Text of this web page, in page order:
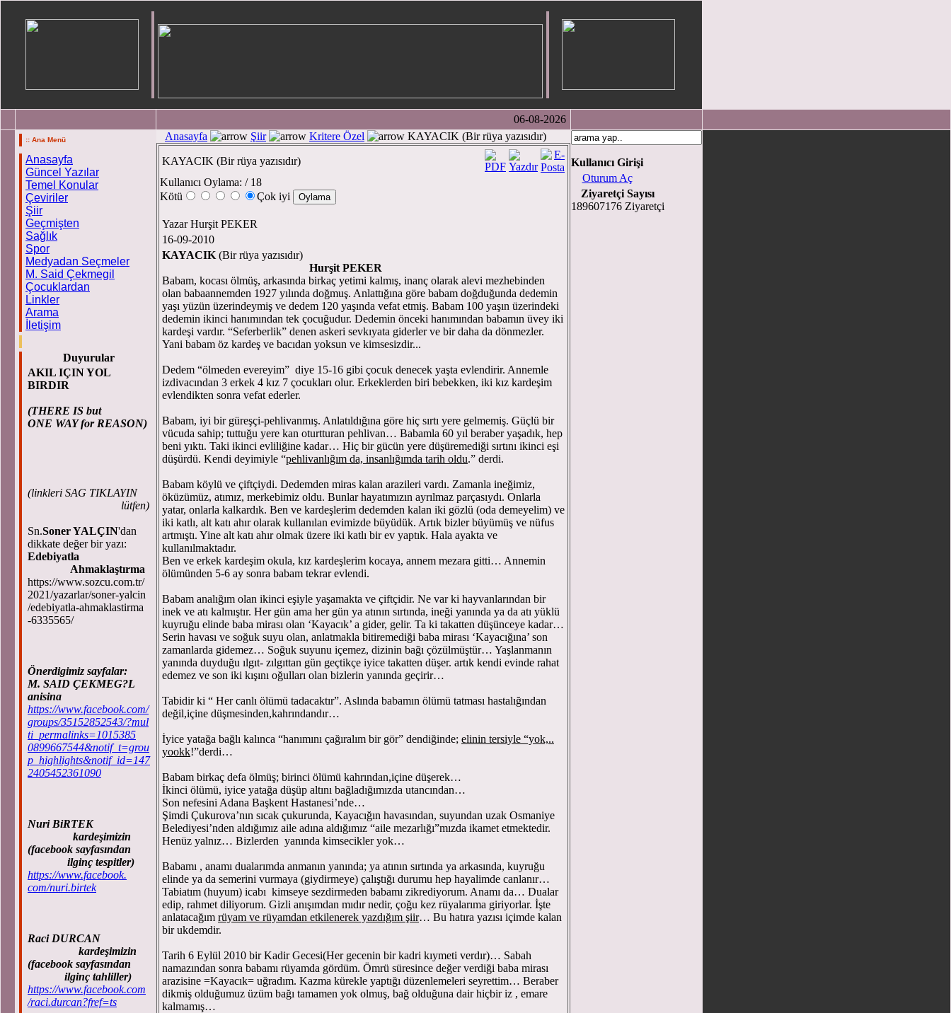
06-08-2026
:: Ana Menü
Anasayfa
Güncel Yazılar
Temel Konular
Çeviriler
Şiir
Geçmişten
Sağlık
Spor
Medyadan Seçmeler
M. Said Çekmegil
Çocuklardan
Linkler
Arama
İletişim
Duyurular
AKIL IÇIN YOL
BIRDIR
(THERE IS but
ONE WAY for REASON)
(linkleri SAG TIKLAYIN
lütfen)
Sn.Soner YALÇIN'dan
dikkate değer bir yazı:
Edebiyatla
Ahmaklaştırma
https://www.sozcu.com.tr/
2021/yazarlar/soner-yalcin
/edebiyatla-ahmaklastirma
-6335565/
Önerdigimiz sayfalar:
M. SAID ÇEKMEG?L
anisina
https://www.facebook.com/
groups/35152852543/?mul
ti_permalinks=1015385
0899667544&notif_t=grou
p_highlights&notif_id=147
2405452361090
Nuri BiRTEK
kardeşimizin
(facebook sayfasından
ilginç tespitler)
https://www.facebook.
com/nuri.birtek
Raci DURCAN
kardeşimizin
(facebook sayfasından
ilginç tahliller)
https://www.facebook.com
/raci.durcan?fref=ts
Anasayfa Şiir Kritere Özel KAYACIK (Bir rüya yazısıdır)
KAYACIK (Bir rüya yazısıdır)
Kullanıcı Oylama: / 18
Kötü
Çok iyi
Yazar Hurşit PEKER
16-09-2010
KAYACIK (Bir rüya yazısıdır)
Hurşit PEKER
Babam, kocası ölmüş, arkasında birkaç yetimi kalmış, inanç olarak alevi mezhebinden
olan babaannemden 1927 yılında doğmuş. Anlattığına göre babam doğduğunda dedemin
yaşı yüzün üzerindeymiş ve dedem 120 yaşında vefat etmiş. Babam 100 yaşın üzerindeki
dedemin ikinci hanımından tek çocuğudur. Dedemin önceki hanımından babamın üvey iki
kardeşi vardır. “Seferberlik” denen askeri sevkıyata giderler ve bir daha da dönmezler.
Yani babam öz kardeş ve bacıdan yoksun ve kimsesizdir...
Dedem “ölmeden evereyim” diye 15-16 gibi çocuk denecek yaşta evlendirir. Annemle
izdivacından 3 erkek 4 kız 7 çocukları olur. Erkeklerden biri bebekken, iki kız kardeşim
evlendikten sonra vefat ederler.
Babam, iyi bir güreşçi-pehlivanmış. Anlatıldığına göre hiç sırtı yere gelmemiş. Güçlü bir
vücuda sahip; tuttuğu yere kan oturtturan pehlivan… Babamla 60 yıl beraber yaşadık, hep
beni yıktı. Taki ikinci evliliğine kadar… Hiç bir gücün yere düşüremediği sırtını ikinci eşi
düşürdü. Kendi deyimiyle “pehlivanlığım da, insanlığımda tarih oldu.” derdi.
Babam köylü ve çiftçiydi. Dedemden miras kalan arazileri vardı. Zamanla ineğimiz,
öküzümüz, atımız, merkebimiz oldu. Bunlar hayatımızın ayrılmaz parçasıydı. Onlarla
yatar, onlarla kalkardık. Ben ve kardeşlerim dedemden kalan iki gözlü (oda demeyelim) ve
iki katlı, alt katı ahır olarak kullanılan evimizde büyüdük. Artık bizler büyümüş ve nüfus
artmıştı. Yine alt katı ahır olmak üzere iki katlı bir ev yaptık. Hala ayakta ve
kullanılmaktadır.
Ben ve erkek kardeşim okula, kız kardeşlerim kocaya, annem mezara gitti… Annemin
ölümünden 5-6 ay sonra babam tekrar evlendi.
Babam analığım olan ikinci eşiyle yaşamakta ve çiftçidir. Ne var ki hayvanlarından bir
inek ve atı kalmıştır. Her gün ama her gün ya atının sırtında, ineği yanında ya da atı yüklü
kuyruğu elinde baba mirası olan ‘Kayacık’ a gider, gelir. Ta ki takatten düşünceye kadar…
Serin havası ve soğuk suyu olan, anlatmakla bitiremediği baba mirası ‘Kayacığına’ son
zamanlarda gidemez… Soğuk suyunu içemez, dizinin bağı çözülmüştür… Yaşlanmanın
yanında duyduğu ılgıt- zılgıttan gün geçtikçe iyice takatten düşer. artık kendi evinde rahat
edemez ve son iki kışını oğulları olan bizlerin yanında geçirir…
Tabidir ki “ Her canlı ölümü tadacaktır”. Aslında babamın ölümü tatması hastalığından
değil,içine düşmesinden,kahrındandır…
İyice yatağa bağlı kalınca “hanımını çağıralım bir gör” dendiğinde; elinin tersiyle “yok,..
yookk!”derdi…
Babam birkaç defa ölmüş; birinci ölümü kahrından,içine düşerek…
İkinci ölümü, iyice yatağa düşüp altını bağladığımızda utancından…
Son nefesini Adana Başkent Hastanesi’nde…
Şimdi Çukurova’nın sıcak çukurunda, Kayacığın havasından, suyundan uzak Osmaniye
Belediyesi’nden aldığımız aile adına aldığımız “aile mezarlığı”mızda ikamet etmektedir.
Henüz yalnız… Bizlerden yanında kimsecikler yok…
Babamı , anamı dualarımda anmanın yanında; ya atının sırtında ya arkasında, kuyruğu
elinde ya da semerini vurmaya (giydirmeye) çalıştığı durumu hep hayalimde canlanır…
Tabiatım (huyum) icabı kimseye sezdirmeden babamı zikrediyorum. Anamı da… Dualar
edip, rahmet diliyorum. Gizli anışımdan mıdır nedir, çoğu kez rüyalarıma giriyorlar. İşte
anlatacağım rüyam ve rüyamdan etkilenerek yazdığım şiir… Bu hatıra yazısı içimde kalan
bir ukdemdir.
Tarih 6 Eylül 2010 bir Kadir Gecesi(Her gecenin bir kadri kıymeti verdır)… Sabah
namazından sonra babamı rüyamda gördüm. Ömrü süresince değer verdiği baba mirası
arazisine =Kayacık= uğradım. Kazma kürekle yaptığı düzenlemeleri seyrettim… Beraber
dikmiş olduğumuz üzüm bağı tamamen yok olmuş, bağ olduğuna dair hiçbir iz , emare
kalmamış…
Kullanıcı Girişi
Oturum Aç
Ziyaretçi Sayısı
189607176 Ziyaretçi